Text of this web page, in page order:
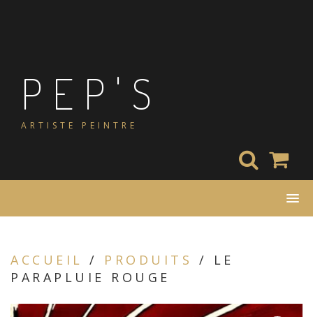
PEP'S
ARTISTE PEINTRE
ACCUEIL / PRODUITS
/ LE
PARAPLUIE ROUGE